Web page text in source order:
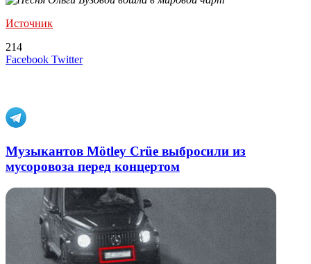
Источник
214
Facebook TwitterLinkedIn
Tumblr
Reddit
Вконтакте
Одноклассники
Skype
Messenger
Messenger
WhatsApp
Telegram
Viber
Line
Поделиться
Печатать
Музыкантов Mötley Crüe выбросили из
мусоровоза перед концертом